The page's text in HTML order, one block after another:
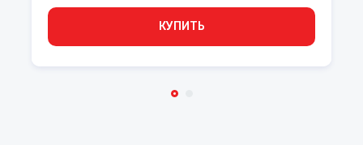
КУПИТЬ